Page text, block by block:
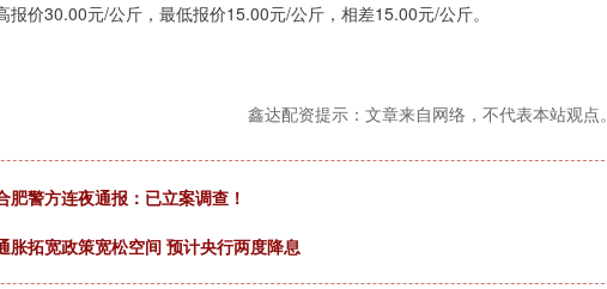
价30.00元/公斤，最低报价15.00元/公斤，相差15.00元/公斤。
鑫达配资提示：文章来自网络，不代表本站观点。
警方连夜通报：已立案调查！
胀拓宽政策宽松空间 预计央行两度降息